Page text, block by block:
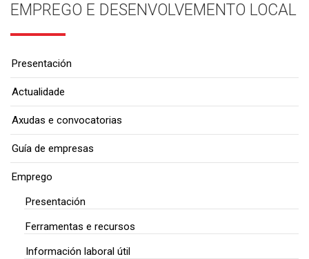
EMPREGO E DESENVOLVEMENTO LOCAL
Presentación
Actualidade
Axudas e convocatorias
Guía de empresas
Emprego
Presentación
Ferramentas e recursos
Información laboral útil